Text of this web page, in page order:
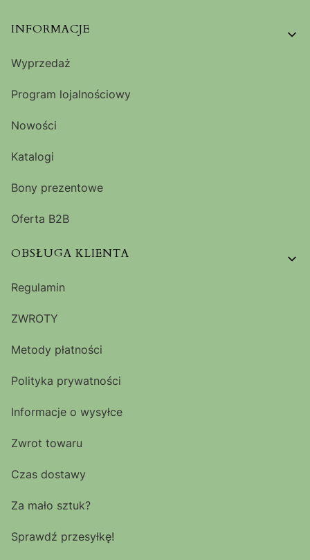
Linki w stopce
INFORMACJE
Wyprzedaż
Program lojalnościowy
Nowości
Katalogi
Bony prezentowe
Oferta B2B
OBSŁUGA KLIENTA
Regulamin
ZWROTY
Metody płatności
Polityka prywatności
Informacje o wysyłce
Zwrot towaru
Czas dostawy
Za mało sztuk?
Sprawdź przesyłkę!